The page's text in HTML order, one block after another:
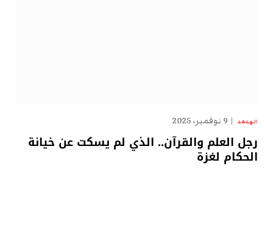
الهدهد 9 نوفمبر، 2025
رجل العلم والقرآن.. الذي لم يسكت عن خيانة
الحكام لغزة